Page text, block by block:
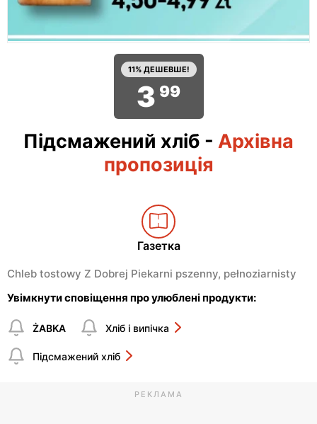
11% ДЕШЕВШЕ!
3 99
Підсмажений хліб - Архівна
пропозиція
Газетка
Chleb tostowy Z Dobrej Piekarni pszenny, pełnoziarnisty
Увімкнути сповіщення про улюблені продукти:
ŻABKA Хліб і випічка
Підсмажений хліб
РЕКЛАМА